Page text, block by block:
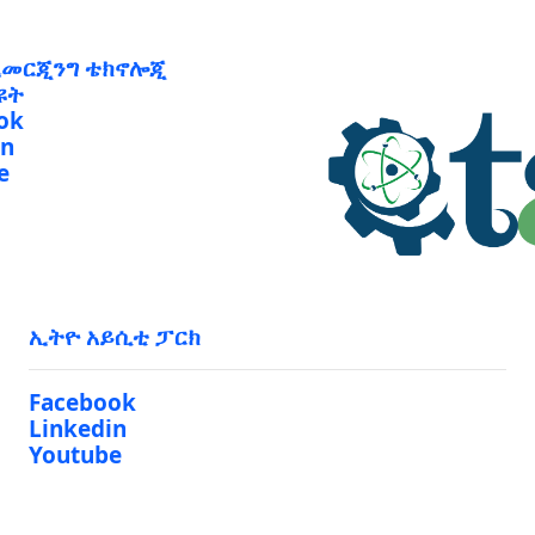
ቴክኖሎጂ
ኢትዮ አይሲቲ ፓርክ
Facebook
Linkedin
Youtube